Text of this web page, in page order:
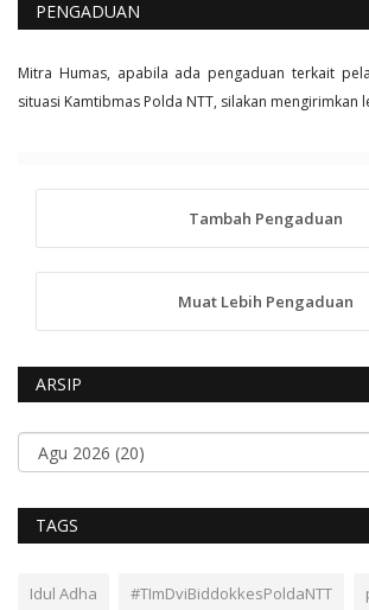
PENGADUAN
Mitra Humas, apabila ada pengaduan terkait
situasi Kamtibmas Polda NTT, silakan mengirimkan
Tambah Pengaduan
Muat Lebih Pengaduan
ARSIP
TAGS
Idul Adha #TImDviBiddokkesPoldaNTT